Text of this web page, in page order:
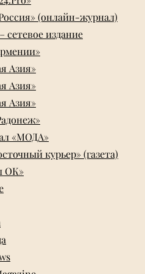
(онлайн-журнал)
сетевое издание
Азия»
Азия»
Азия»
«МОДА»
курьер» (газета)
ОК»